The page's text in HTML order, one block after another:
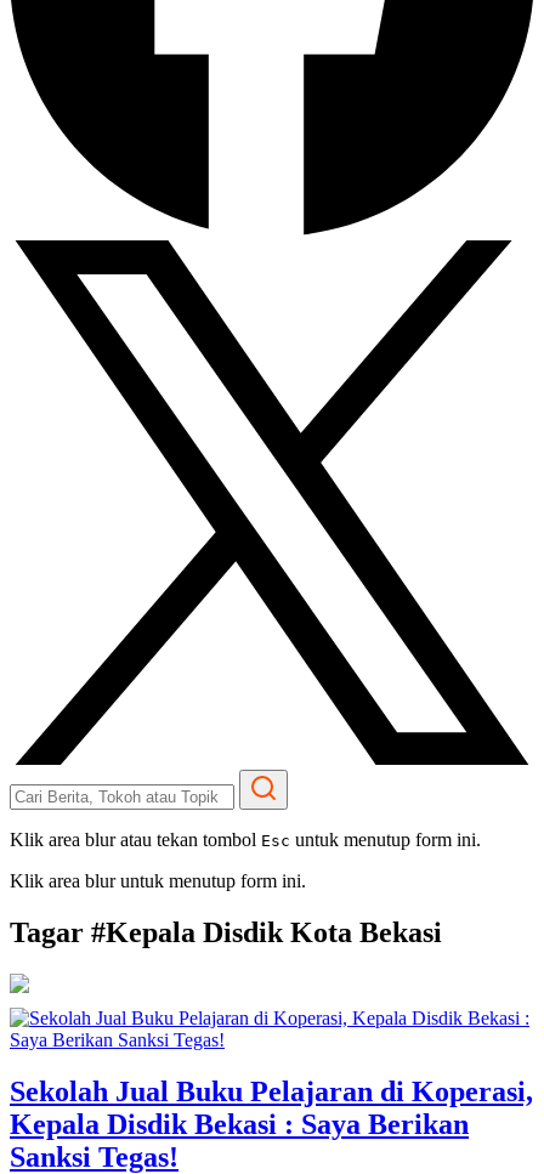
Klik area blur atau tekan tombol Esc untuk menutup form ini.
Klik area blur untuk menutup form ini.
Tagar #Kepala Disdik Kota Bekasi
Sekolah Jual Buku Pelajaran di Koperasi,
Kepala Disdik Bekasi : Saya Berikan
Sanksi Tegas!